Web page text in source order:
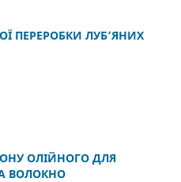
ПЕРЕРОБКИ ЛУБ’ЯНИХ
ОЛІЙНОГО ДЛЯ
ВОЛОКНО